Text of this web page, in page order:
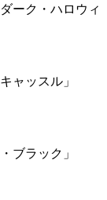
ーク・ハロウィ
ャッスル」
ブラック」